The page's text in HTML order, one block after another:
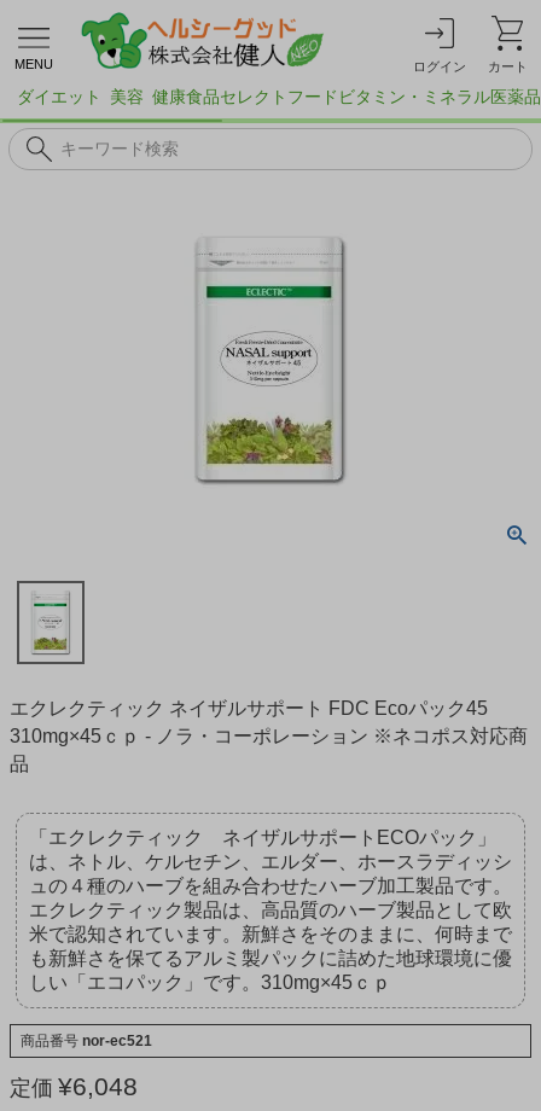
MENU ログイン カート
ダイエット 美容 健康食品セレクトフード ビタミン・ミネラル医薬品
エクレクティック ネイザルサポート FDC Ecoパック45
310mg×45ｃｐ - ノラ・コーポレーション ※ネコポス対応商
品
「エクレクティック ネイザルサポートECOパック」
は、ネトル、ケルセチン、エルダー、ホースラディッシ
ュの４種のハーブを組み合わせたハーブ加工製品です。
エクレクティック製品は、高品質のハーブ製品として欧
米で認知されています。新鮮さをそのままに、何時まで
も新鮮さを保てるアルミ製パックに詰めた地球環境に優
しい「エコパック」です。310mg×45ｃｐ
商品番号 nor-ec521
定価 ¥6,048